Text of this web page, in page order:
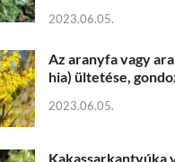
2023.06.05.
Az aranyfa vagy
hia) ültetése,
2023.06.05.
Kakassarkantyúka